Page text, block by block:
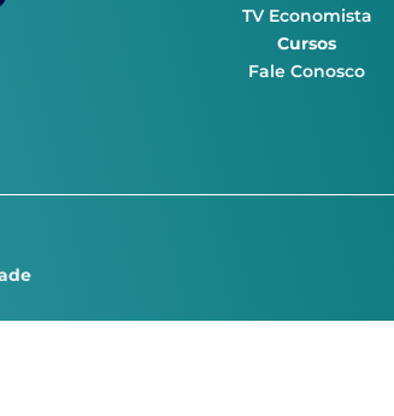
TV Economista
Cursos
Fale Conosco